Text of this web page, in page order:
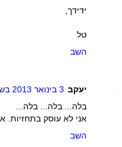
ידידך,
טל
השב
יעקב 3 בינואר 2013 בשעה 19:16
בלה... בלה... בלה...
אני לא עוסק בתחזיות.
השב